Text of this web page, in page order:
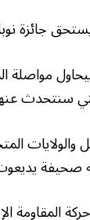
جائزة
مواصلة
سنتحدث
المقاومة